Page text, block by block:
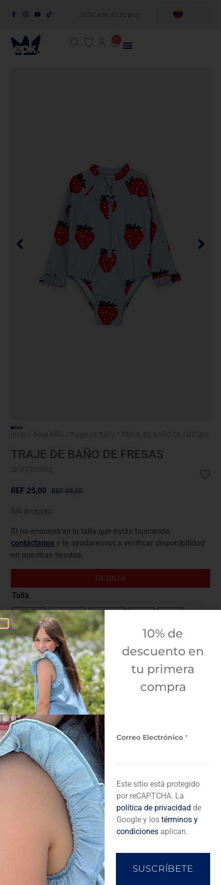
10:00 a.m. a 5:30 p.m.
TRAJE DE BAÑO DE FRESAS
SKU 1260052
REF29,50
REF 25,00
IVA incluido
Si no encuentras la talla que estás buscando,
contáctanos y te ayudaremos a verificar disponibilidad
en nuestras tiendas.
REBAJA
Talla
(6M-12M) (12M-18M) (18M-23M)
Guía de tallas
¿Envolver para regalo?
Sí
Añadir a bolsa de compra
Descripción del producto
Completa tu look
10% de
descuento en
tu primera
compra
l
ó
n
i
c
o
*
o
Correo Electrónico *
Este sitio está protegido
por reCAPTCHA. La
política de privacidad de
Google y los términos y
condicionesaplican.
SUSCRÍBETE